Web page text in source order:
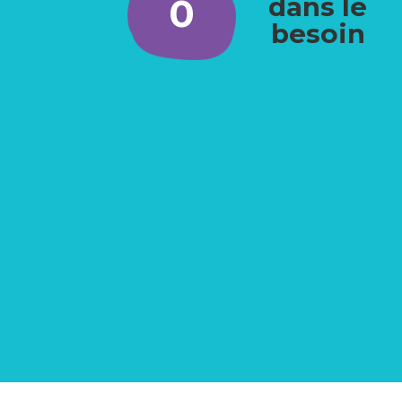
0
dans le
besoin